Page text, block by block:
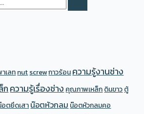
าเลทnutscrewกาวร้อนความรู้งานช่าง
กความรู้เรื่องช่าง คุณภาพเหล็กดินขาวตู้
อตยึดเสาน๊อตหัวกลม น๊อตหัวกลมคอ